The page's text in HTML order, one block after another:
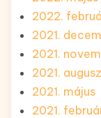
2022.
2021.
2021.
2021.
2021. május
2021.